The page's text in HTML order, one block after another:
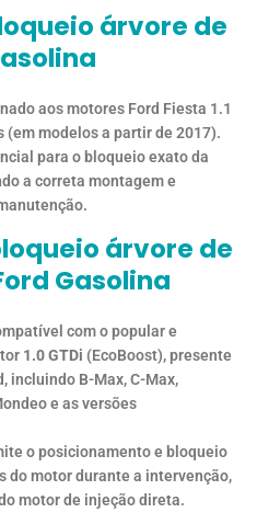
árvore de
aos motores Ford Fiesta 1.1
(em modelos a partir de 2017).
para o bloqueio exato da
a correta montagem e
árvore de
Gasolina
com o popular e
1.0 GTDi (EcoBoost), presente
incluindo B-Max, C-Max,
e as versões
o posicionamento e bloqueio
do motor durante a intervenção,
motor de injeção direta.